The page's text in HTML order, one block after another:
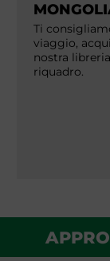
Ti
viaggio,
nostra
riquadro.